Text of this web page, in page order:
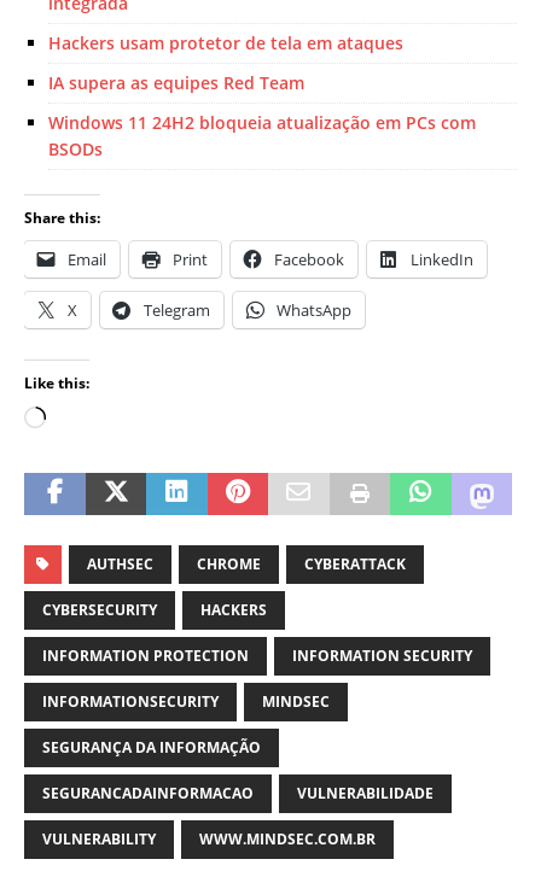
Hackers usam protetor de tela em ataques
IA supera as equipes Red Team
Windows 11 24H2 bloqueia atualização em PCs com
BSODs
Share this:
Email Print Facebook LinkedIn
X Telegram WhatsApp
Like this:
AUTHSEC CHROME CYBERATTACK
CYBERSECURITY HACKERS
INFORMATION PROTECTION INFORMATION SECURITY
INFORMATIONSECURITY MINDSEC
SEGURANÇA DA INFORMAÇÃO
SEGURANCADAINFORMACAO VULNERABILIDADE
VULNERABILITY WWW.MINDSEC.COM.BR